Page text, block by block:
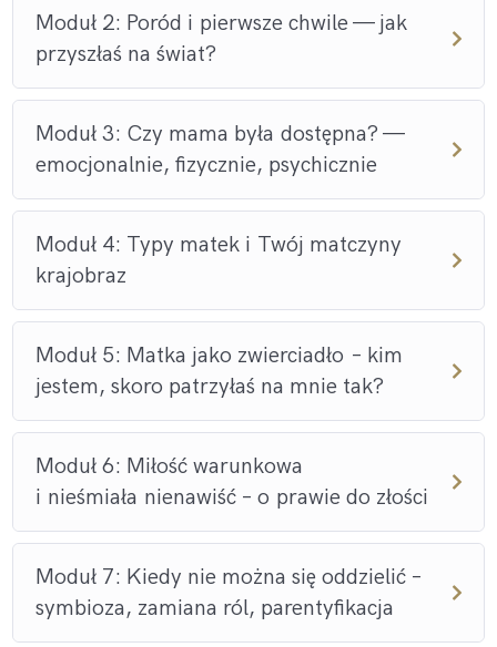
jako wolna kobieta.
Każdy moduł to konkretna porcja uświadamiającej wiedzy,
ćwiczeń, medytacji i wglądu, który porusza serce i ciało.
Dla kogo?
Dla kobiet, które:
chcą wrócić do siebie — nie tylko mentalnie, ale też
emocjonalnie i fizycznie,
są zmęczone graniem ról i chcą poznać swoje
pragną życia, w którym będą spełnione i nakarmione
tak, jak tego potrzebują.
Moduł 2: Poród i pierwsze chwile — jak
przyszłaś na świat?
Moduł 3: Czy mama była dostępna? —
emocjonalnie, fizycznie, psychicznie
Moduł 4: Typy matek i Twój matczyny
krajobraz
Moduł 5: Matka jako zwierciadło – kim
jestem, skoro patrzyłaś na mnie tak?
Moduł 6: Miłość warunkowa
i nieśmiała nienawiść – o prawie do złości
Moduł 7: Kiedy nie można się oddzielić –
symbioza, zamiana ról, parentyfikacja